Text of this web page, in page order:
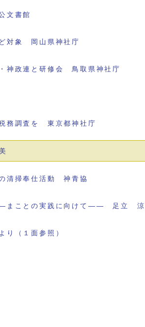
文書館
対象 岡山県神社庁
神政連と研修会 鳥取県神社庁
務調査を 東京都神社庁
清掃奉仕活動 神青協
まことの実践に向けて―― 足立
（１面参照）